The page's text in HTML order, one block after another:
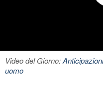
Video del Giorno:
uomo